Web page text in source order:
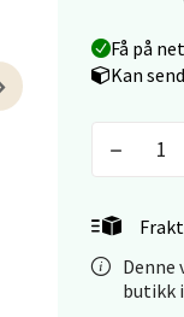
Få på
Kan
Denne
butikk